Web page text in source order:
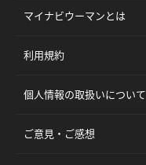
マイナビウーマンとは
利用規約
個人情報の取扱いについて
ご意見・ご感想